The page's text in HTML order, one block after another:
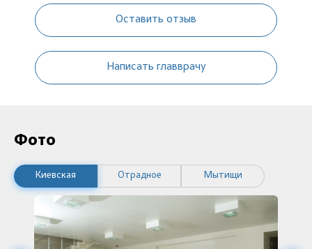
Оставить отзыв
Написать главврачу
Фото
Киевская Отрадное Мытищи